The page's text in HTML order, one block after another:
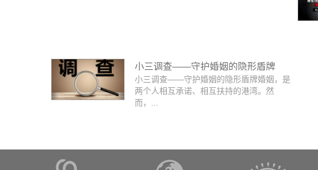
小三调查——守护婚姻的隐形盾牌
小三调查——守护婚姻的隐形盾牌婚姻，是
两个人相互承诺、相互扶持的港湾。然
而，...